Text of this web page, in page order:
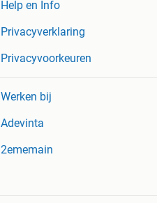
Help en Info
Privacyverklaring
Privacyvoorkeuren
Werken bij
Adevinta
2ememain